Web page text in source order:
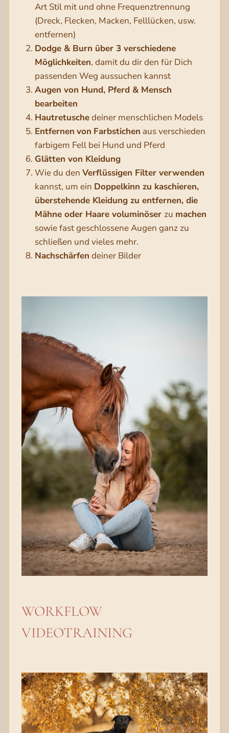
Art Stil mit und ohne Frequenztrennung
(Dreck, Flecken, Macken, Felllücken, usw.
entfernen)
Dodge & Burn über 3 verschiedene
Möglichkeiten, damit du dir den für Dich
passenden Weg aussuchen kannst
Augen von Hund, Pferd & Mensch
bearbeiten
Hautretuschedeiner menschlichen Models
Entfernen von Farbstichen aus verschieden
farbigem Fell bei Hund und Pferd
Glätten von Kleidung
Wie du den Verflüssigen Filter verwenden
kannst, um ein Doppelkinn zu kaschieren,
überstehende Kleidung zu entfernen, die
Mähne oder Haare voluminöser zu machen
sowie fast geschlossene Augen ganz zu
schließen und vieles mehr.
Nachschärfen deiner Bilder
WORKFLOW
VIDEOTRAINING